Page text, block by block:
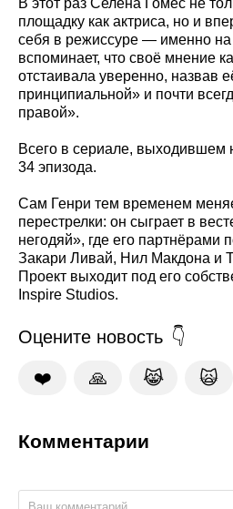
площадку как актриса, но и
себя в режиссуре — именно
вспоминает, что своё мнение
отстаивала уверенно, назвав
принципиальной» и почти
правой».
Всего в сериале, выходившем
34 эпизода.
Сам Генри тем временем
перестрелки: он сыграет в
негодяй», где его партнёрами
Закари Ливай, Нил Макдона и
Проект выходит под его
Inspire Studios.
Оцените новость
❤️ 🙏 😹 🙀
Комментарии